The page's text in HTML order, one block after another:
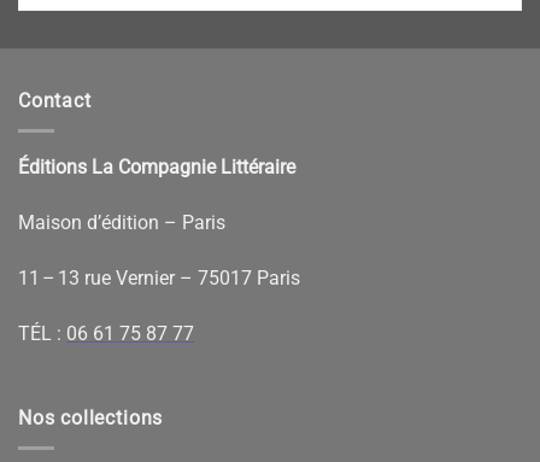
Contact
Éditions La Compagnie Littéraire
Maison d’édition – Paris
11 – 13 rue Vernier – 75017 Paris
TÉL : 06 61 75 87 77
Nos collections